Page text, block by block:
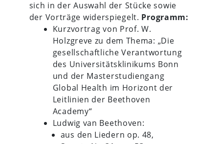
sich in der Auswahl der Stücke sowie
der Vorträge widerspiegelt. Programm:
Kurzvortrag von Prof. W.
Holzgreve zu dem Thema: „Die
gesellschaftliche Verantwortung
des Universitätsklinikums Bonn
und der Masterstudiengang
Global Health im Horizont der
Leitlinien der Beethoven
Academy“
Ludwig van Beethoven:
aus den Liedern op. 48,